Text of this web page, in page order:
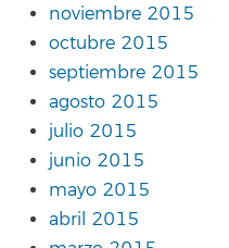
noviembre 2015
octubre 2015
septiembre 2015
agosto 2015
julio 2015
junio 2015
mayo 2015
abril 2015